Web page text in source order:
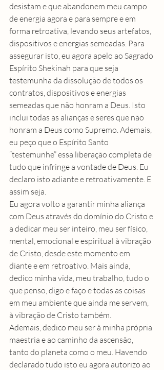
desistam e que abandonem meu campo
de energia agora e para sempre e em
forma retroativa, levando seus artefatos,
dispositivos e energias semeadas. Para
assegurar isto, eu agora apelo ao Sagrado
Espírito Shekinah para que seja
testemunha da dissolução de todos os
contratos, dispositivos e energias
semeadas que não honram a Deus. Isto
inclui todas as alianças e seres que não
honram a Deus como Supremo. Ademais,
eu peço que o Espírito Santo
“testemunhe” essa liberação completa de
tudo que infringe a vontade de Deus. Eu
declaro isto adiante e retroativamente. E
assim seja.
Eu agora volto a garantir minha aliança
com Deus através do domínio do Cristo e
a dedicar meu ser inteiro, meu ser físico,
mental, emocional e espiritual à vibração
de Cristo, desde este momento em
diante e em retroativo. Mais ainda,
dedico minha vida, meu trabalho, tudo o
que penso, digo e faço e todas as coisas
em meu ambiente que ainda me servem,
à vibração de Cristo também.
Ademais, dedico meu ser à minha própria
maestria e ao caminho da ascensão
tanto do planeta como o meu. Havendo
declarado tudo isto eu agora autorizo ao